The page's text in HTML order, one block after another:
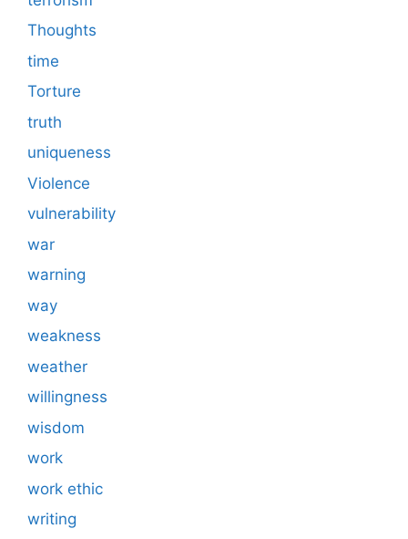
Thoughts
time
Torture
truth
uniqueness
Violence
vulnerability
war
warning
way
weakness
weather
willingness
wisdom
work
work ethic
writing